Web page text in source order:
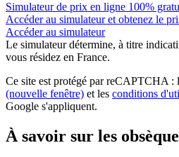
Simulateur de prix en ligne 100%
Accéder au simulateur et obtenez le
Accéder au simulateur
Le simulateurdétermine, à titre
vous résidez en France.
Ce site est protégé par reCAPTCHA :
(nouvelle fenêtre) et les conditions
Google s'appliquent.
À savoir sur les